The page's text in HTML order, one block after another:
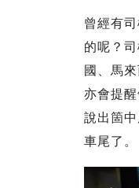
曾經有
的呢？
國、馬
亦會提
說出箇
車尾了。